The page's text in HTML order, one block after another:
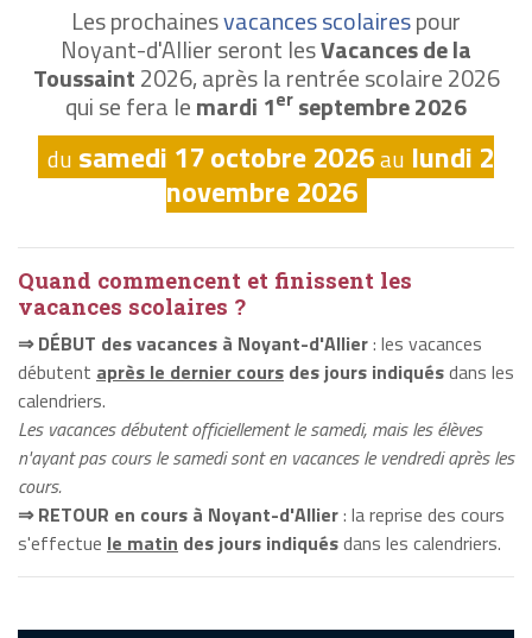
Les prochainesvacances scolairespour
Noyant-d'Allier seront lesVacances de la
Toussaint2026, après la rentrée scolaire 2026
qui se fera lemardi 1er septembre 2026
du samedi 17 octobre 2026au lundi 2
novembre 2026
Quand commencent et finissent les
vacances scolaires ?
⇒ DÉBUT des vacances à Noyant-d'Allier: les vacances
débutent après le dernier cours des jours indiquésdans les
calendriers.
Les vacances débutent officiellement le samedi, mais les élèves
n'ayant pas cours le samedi sont en vacances le vendredi après les
cours.
⇒ RETOUR en cours à Noyant-d'Allier: la reprise des cours
s'effectue le matin des jours indiquésdans les calendriers.